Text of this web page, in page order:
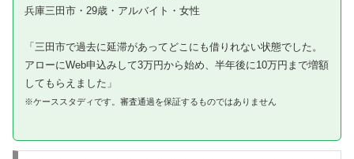
兵庫三田市・29歳・アルバイト・女性
「三田市で過去に延滞があってどこにも借りれない状態でした。
アローにWeb申込みして3万円から始め、半年後に10万円まで増額
してもらえました」
※ケーススタディです。審査通過を保証するものではありません